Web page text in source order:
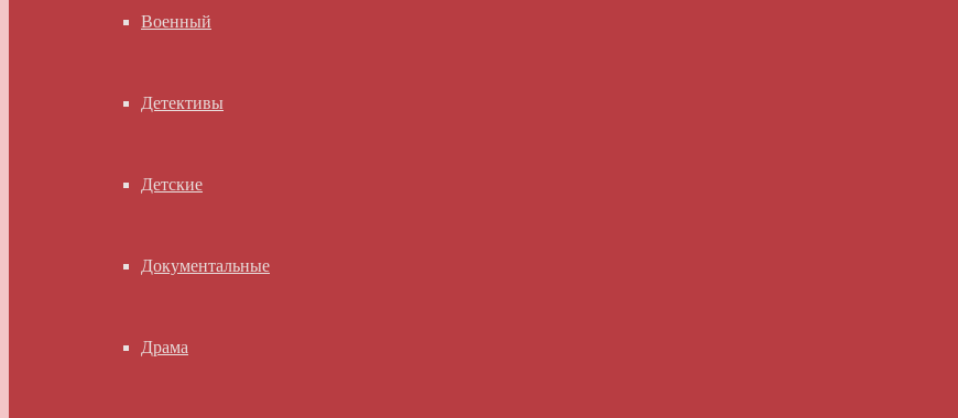
Военный
Детективы
Детские
Документальные
Драма